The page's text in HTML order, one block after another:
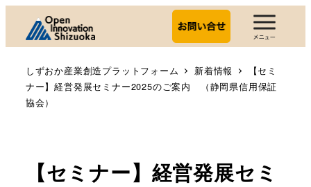
しずおか産業創造プラットフォーム 新着情報
【セミ
ナー】経営発展セミナー2025のご案内 （静岡県信用保証
協会）
【セミナー】経営発展セミ